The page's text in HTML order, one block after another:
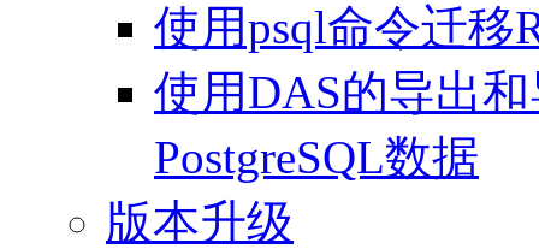
使用psql命令迁移
使用DAS的导出
PostgreSQL数据
版本升级